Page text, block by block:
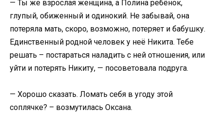
— Ты же взрослая женщина, а Полина ребёнок,
глупый, обиженный и одинокий. Не забывай, она
потеряла мать, скоро, возможно, потеряет и бабушку.
Единственный родной человек у неё Никита. Тебе
решать – постараться наладить с ней отношения, или
уйти и потерять Никиту, — посоветовала подруга.
— Хорошо сказать. Ломать себя в угоду этой
соплячке? – возмутилась Оксана.